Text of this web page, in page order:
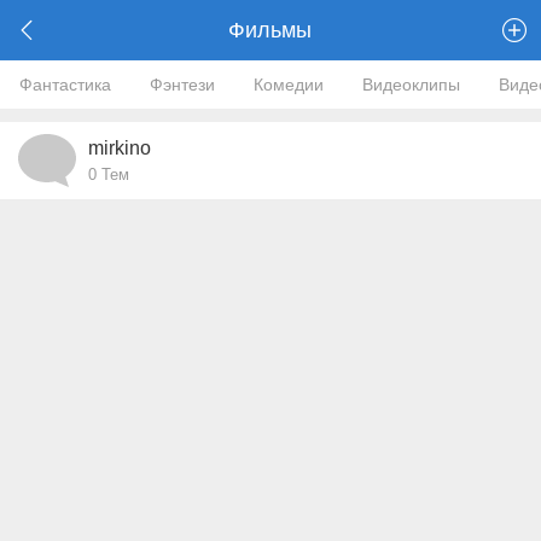
Фильмы
Фантастика Фэнтези Комедии Видеоклипы
mirkino
0 Тем